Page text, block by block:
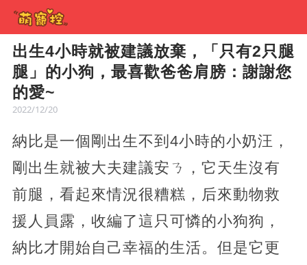
出生4小時就被建議放棄，「只有2只腿
腿」的小狗，最喜歡爸爸肩膀：謝謝您
的愛~
2022/12/20
納比是一個剛出生不到4小時的小奶汪，
剛出生就被大夫建議安ㄋ，它天生沒有
前腿，看起來情況很糟糕，后來動物救
援人員露，收編了這只可憐的小狗狗，
納比才開始自己幸福的生活。但是它更